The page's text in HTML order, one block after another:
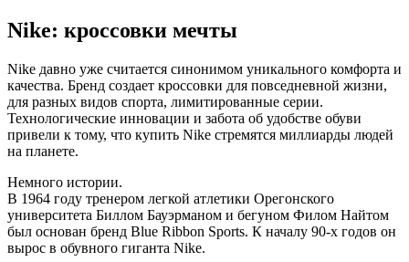
Nike: кроссовки мечты
Nike давно уже считается синонимом уникального комфорта и
качества. Бренд создает кроссовки для повседневной жизни,
для разных видов спорта, лимитированные серии.
Технологические инновации и забота об удобстве обуви
привели к тому, что купить Nike стремятся миллиарды людей
на планете.
Немного истории.
В 1964 году тренером легкой атлетики Орегонского
университета Биллом Бауэрманом и бегуном Филом Найтом
был основан бренд Blue Ribbon Sports. К началу 90-х годов он
вырос в обувного гиганта Nike.